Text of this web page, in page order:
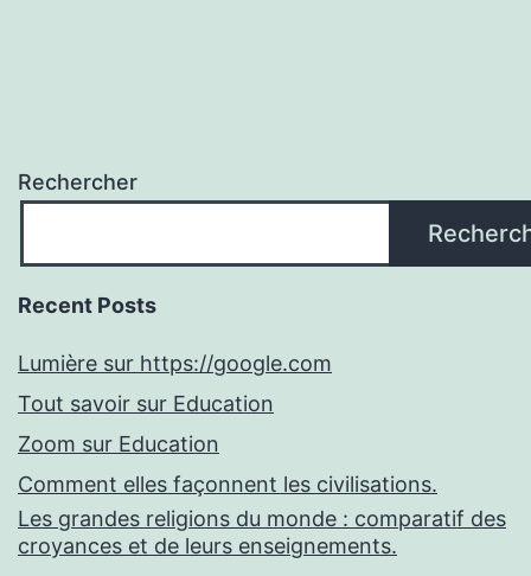
Rechercher
Recent Posts
Lumière sur https://google.com
Tout savoir sur Education
Zoom sur Education
Comment elles façonnent les civilisations.
Les grandes religions du monde : comparatif des
croyances et de leurs enseignements.